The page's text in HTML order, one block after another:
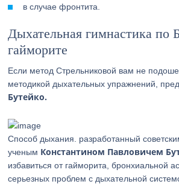
в случае фронтита.
Дыхательная гимнастика по
гайморите
Если метод Стрельниковой вам не
методикой дыхательных упражнений,
Бутейко.
Способ дыхания. разработанный
ученым Константином Павловичем
избавиться от гайморита, бронхиальной
серьезных проблем с дыхательной